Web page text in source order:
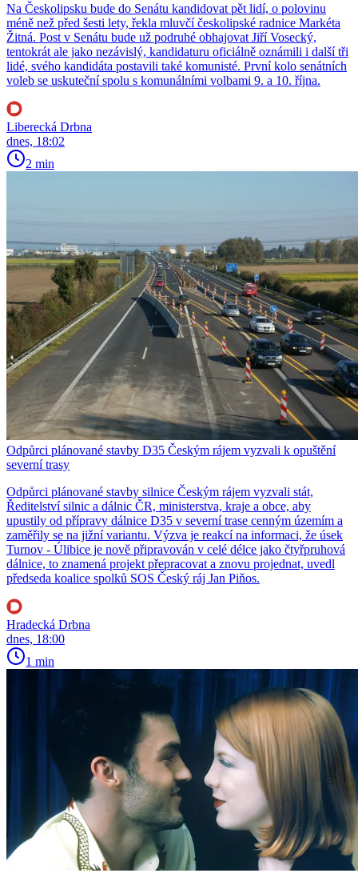
Na Českolipsku bude do Senátu kandidovat pět lidí, o polovinu
méně než před šesti lety, řekla mluvčí českolipské radnice Markéta
Žitná. Post v Senátu bude už podruhé obhajovat Jiří Vosecký,
tentokrát ale jako nezávislý, kandidaturu oficiálně oznámili i další tři
lidé, svého kandidáta postavili také komunisté. První kolo senátních
voleb se uskuteční spolu s komunálními volbami 9. a 10. října.
Liberecká Drbna
dnes, 18:02
2 min
Odpůrci plánované stavby D35 Českým rájem vyzvali k opuštění
severní trasy
Odpůrci plánované stavby silnice Českým rájem vyzvali stát,
Ředitelství silnic a dálnic ČR, ministerstva, kraje a obce, aby
upustily od přípravy dálnice D35 v severní trase cenným územím a
zaměřily se na jižní variantu. Výzva je reakcí na informaci, že úsek
Turnov - Úlibice je nově připravován v celé délce jako čtyřpruhová
dálnice, to znamená projekt přepracovat a znovu projednat, uvedl
předseda koalice spolků SOS Český ráj Jan Piňos.
Hradecká Drbna
dnes, 18:00
1 min